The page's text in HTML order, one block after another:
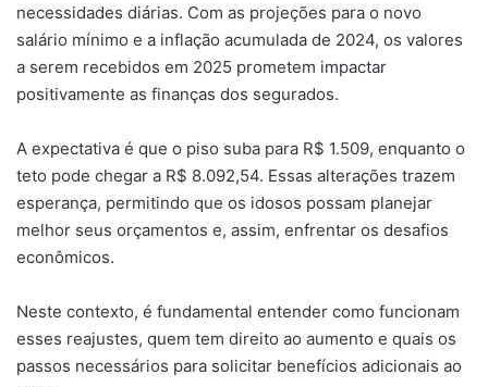
necessidades diárias. Com as projeções para o novo
salário mínimo e a inflação acumulada de 2024, os valores
a serem recebidos em 2025 prometem impactar
positivamente as finanças dos segurados.
A expectativa é que o piso suba para R$ 1.509, enquanto o
teto pode chegar a R$ 8.092,54. Essas alterações trazem
esperança, permitindo que os idosos possam planejar
melhor seus orçamentos e, assim, enfrentar os desafios
econômicos.
Neste contexto, é fundamental entender como funcionam
esses reajustes, quem tem direito ao aumento e quais os
passos necessários para solicitar benefícios adicionais ao